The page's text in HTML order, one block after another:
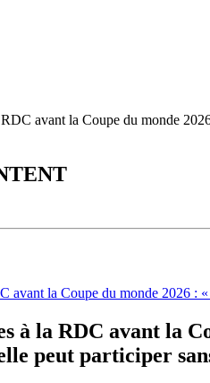
avant la Coupe du monde
à la RDC avant la
peut participer